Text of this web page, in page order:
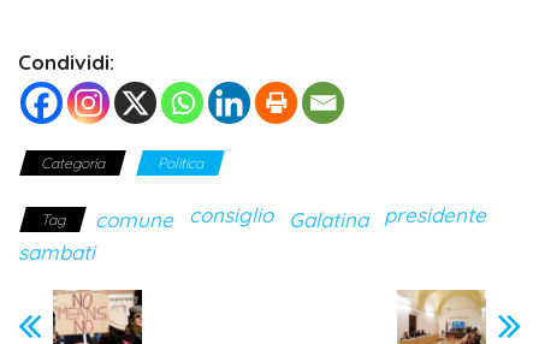
Condividi:
Categoria Politica
Tag comune consiglio Galatina
presidente
sambati